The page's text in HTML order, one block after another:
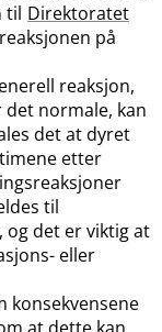
til Direktoratet
på
reaksjon,
normale, kan
det at dyret
etter
til
, og det er viktig at
eller